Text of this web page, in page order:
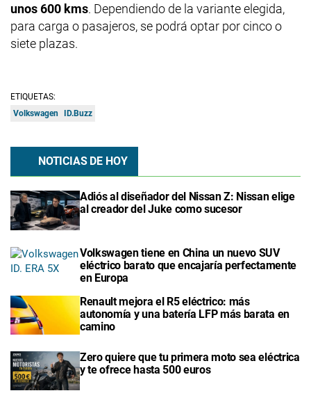
unos 600 kms. Dependiendo de la variante elegida,
para carga o pasajeros, se podrá optar por cinco o
siete plazas.
ETIQUETAS:
Volkswagen
ID.Buzz
NOTICIAS DE HOY
Adiós al diseñador del Nissan Z: Nissan elige
al creador del Juke como sucesor
Volkswagen tiene en China un nuevo SUV
eléctrico barato que encajaría perfectamente
en Europa
Renault mejora el R5 eléctrico: más
autonomía y una batería LFP más barata en
camino
Zero quiere que tu primera moto sea eléctrica
y te ofrece hasta 500 euros